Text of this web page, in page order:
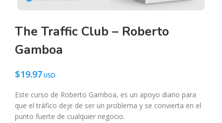
The Traffic Club – Roberto
Gamboa
$19.97
Este curso de Roberto Gamboa, es un apoyo diario para
que el tráfico deje de ser un problema y se convierta en el
punto fuerte de cualquier negocio.